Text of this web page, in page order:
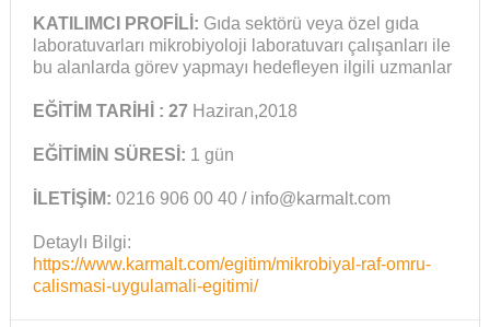
KATILIMCI PROFİLİ: Gıda sektörü veya özel gıda
laboratuvarları mikrobiyoloji laboratuvarı çalışanları ile
bu alanlarda görev yapmayı hedefleyen ilgili uzmanlar
EĞİTİM TARİHİ : 27 Haziran,2018
EĞİTİMİN SÜRESİ: 1 gün
İLETİŞİM: 0216 906 00 40 / info@karmalt.com
Detaylı Bilgi:
https://www.karmalt.com/egitim/mikrobiyal-raf-omru-
calismasi-uygulamali-egitimi/